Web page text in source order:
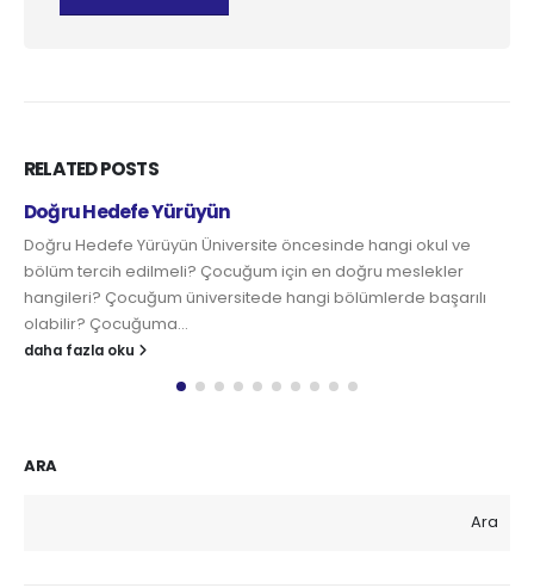
RELATEDPOSTS
Alkolik Ebeveynler
Ne yazık ki toplumun büyük sorunlarından biri de alkolizm.
Genellikle bu gerçeği ne alkolikler ne de aileleri kabul etmek
istemezler. Alkolizm...
daha fazla oku
ARA
Ara